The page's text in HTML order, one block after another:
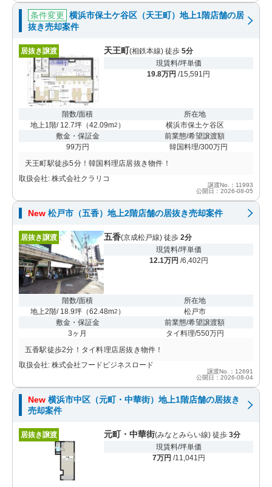
条件変更 横浜市保土ケ谷区（天王町）地上1階店舗の居
抜き売却案件
居抜き譲渡 天王町(相鉄本線) 徒歩 5分
現賃料/坪単価
19.8万円 /15,591円
階数/面積
地上1階/ 12.7坪（42.09m2 ）
所在地
横浜市保土ケ谷区
敷金・保証金
99万円
前業態/希望譲渡額
韓国料理/300万円
天王町駅徒歩5分！韓国料理店居抜き物件！
取扱会社: 株式会社クラリコ
譲渡No.：11993
公開日：2026-08-05
New 松戸市（五香）地上2階店舗の居抜き売却案件
居抜き譲渡 五香(京成松戸線) 徒歩 2分
現賃料/坪単価
12.1万円 /6,402円
階数/面積
地上2階/ 18.9坪（62.48m2 ）
所在地
松戸市
敷金・保証金
3ヶ月
前業態/希望譲渡額
タイ料理/550万円
五香駅徒歩2分！タイ料理店居抜き物件！
取扱会社: 株式会社フードビジネスロード
譲渡No.：12691
公開日：2026-08-04
New 横浜市中区（元町・中華街）地上1階店舗の居抜き
売却案件
居抜き譲渡 元町・中華街(みなとみらい線) 徒歩 3分
現賃料/坪単価
7万円 /11,041円